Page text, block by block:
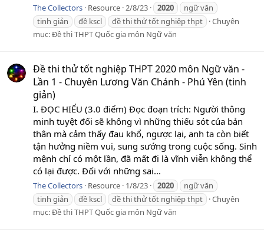
The Collectors Resource 2/8/23 2020
ngữ văn
tinh giản
đề kscl đề thi thử tốt nghiệp thpt
Chuyên
mục:Đề thi THPT Quốc gia môn Ngữ văn
Đề thi thử tốt nghiệp THPT 2020 môn Ngữ văn -
Lần 1 - Chuyên Lương Văn Chánh - Phú Yên (tinh
giản)
I. ĐỌC HIỂU (3.0 điểm) Đọc đoạn trích: Người thông
minh tuyệt đối sẽ không vì những thiếu sót của bản
thân mà cảm thấy đau khổ, ngược lại, anh ta còn biết
tận hưởng niềm vui, sung sướng trong cuộc sống. Sinh
mệnh chỉ có một lần, đã mất đi là vĩnh viễn không thể
có lại được. Đối với những sai...
The Collectors Resource 1/8/23 2020
ngữ văn
tinh giản
đề kscl đề thi thử tốt nghiệp thpt
Chuyên
mục:Đề thi THPT Quốc gia môn Ngữ văn